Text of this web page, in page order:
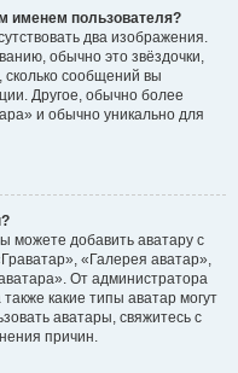
именем пользователя?
два изображения.
обычно это звёздочки,
сколько сообщений вы
Другое, обычно более
и обычно уникально для
можете добавить аватару с
«Галерея аватар»,
От администратора
какие типы аватар могут
аватары, свяжитесь с
причин.